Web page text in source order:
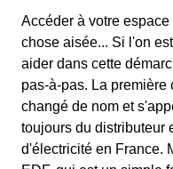
Accéder à votre
chose aisée... Si l'on
aider dans cette
pas-à-pas. La première
changé de nom et
toujours du distributeur
d'électricité en France.